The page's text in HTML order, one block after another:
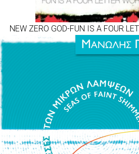
NEW ZERO GOD-FUN IS A FOUR